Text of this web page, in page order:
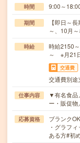
時間 9:00～
期間
【即日～
～、10月
時給
時給2150
～ ※月21
交通費
交通費別途
仕事内容
▼有名食品
ー・販促
応募資格
ブランク
・グラフ
ある⽅#初